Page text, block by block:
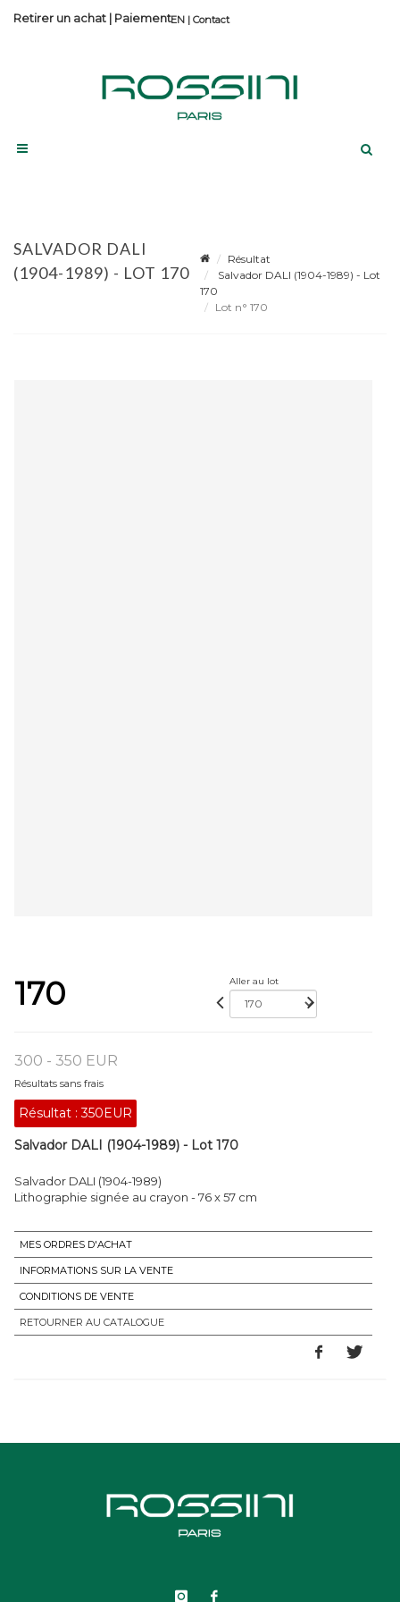
Contact
Retirer un achat | Paiement
SALVADOR DALI
(1904-1989) - LOT 170
Résultat
Salvador DALI (1904-1989) - Lot
170
Lot n° 170
170 Aller au lot
300 - 350 EUR
Résultats sans frais
Résultat :350EUR
Salvador DALI (1904-1989) - Lot 170
Salvador DALI (1904-1989)
Lithographie signée au crayon - 76 x 57 cm
MES ORDRES D'ACHAT
INFORMATIONS SUR LA VENTE
CONDITIONS DE VENTE
RETOURNER AU CATALOGUE